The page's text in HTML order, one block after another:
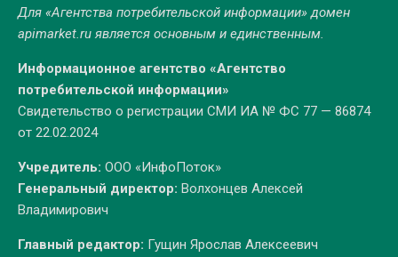
Для «Агентства потребительской информации» домен
apimarket.ruявляется основным и единственным.
Информационное агентство «Агентство
потребительской информации»
Свидетельство о регистрации СМИ ИА № ФС 77 — 86874
от 22.02.2024
Учредитель: ООО «ИнфоПоток»
Генеральный директор: Волхонцев Алексей
Владимирович
Главный редактор: Гущин Ярослав Алексеевич